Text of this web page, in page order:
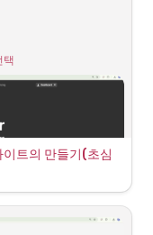
택
트의 만들기(초심